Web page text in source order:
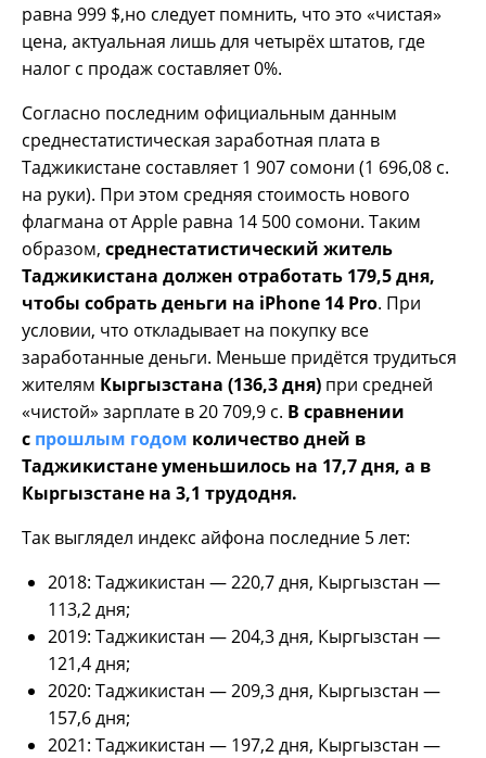
равна 999 $,но следует помнить, что это «чистая»
цена, актуальная лишь для четырёх штатов, где
налог с продаж составляет 0%.
Согласно последним официальным данным
среднестатистическая заработная плата в
Таджикистане составляет 1 907 сомони (1 696,08 с.
на руки). При этом средняя стоимость нового
флагмана от Apple равна 14 500 сомони. Таким
образом, среднестатистический житель
Таджикистана должен отработать 179,5 дня,
чтобы собрать деньги на iPhone 14 Pro. При
условии, что откладывает на покупку все
заработанные деньги. Меньше придётся трудиться
жителям Кыргызстана (136,3 дня) при средней
«чистой» зарплате в 20 709,9 с. В сравнении
с прошлым годом количество дней в
Таджикистане уменьшилось на 17,7 дня, а в
Кыргызстане на 3,1 трудодня.
Так выглядел индекс айфона последние 5 лет:
2018: Таджикистан — 220,7 дня, Кыргызстан —
113,2 дня;
2019: Таджикистан — 204,3 дня, Кыргызстан —
121,4 дня;
2020: Таджикистан — 209,3 дня, Кыргызстан —
157,6 дня;
2021: Таджикистан — 197,2 дня, Кыргызстан —